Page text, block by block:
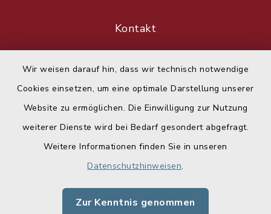
Wir weisen darauf hin, dass wir technisch notwendige
Cookies einsetzen, um eine optimale Darstellung unserer
Website zu ermöglichen. Die Einwilligung zur Nutzung
weiterer Dienste wird bei Bedarf gesondert abgefragt.
Weitere Informationen finden Sie in unseren
Datenschutzhinweisen.
Zur Kenntnis genommen
Kontakt
Datenschutz
Impressum
Sitemap
Cookie-Einstellungen